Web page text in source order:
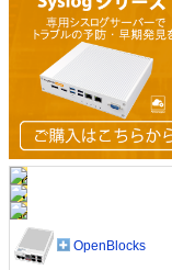
OpenBlocks